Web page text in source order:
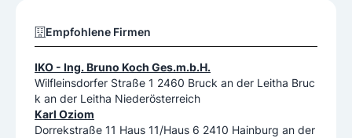
Empfohlene Firmen
IKO - Ing. Bruno Koch Ges.m.b.H.
Wilfleinsdorfer Straße 1 2460 Bruck an der Leitha Bruc
k an der Leitha Niederösterreich
Karl Oziom
Dorrekstraße 11 Haus 11/Haus 6 2410 Hainburg an der